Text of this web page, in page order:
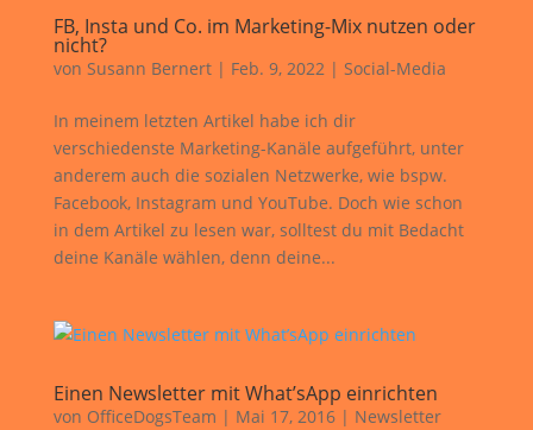
FB, Insta und Co. im Marketing-Mix nutzen oder
nicht?
von Susann Bernert| Feb. 9, 2022| Social-Media
In meinem letzten Artikel habe ich dir
verschiedenste Marketing-Kanäle aufgeführt, unter
anderem auch die sozialen Netzwerke, wie bspw.
Facebook, Instagram und YouTube. Doch wie schon
in dem Artikel zu lesen war, solltest du mit Bedacht
deine Kanäle wählen, denn deine...
Einen Newsletter mit What’sApp einrichten
von OfficeDogsTeam | Mai 17, 2016| Newsletter